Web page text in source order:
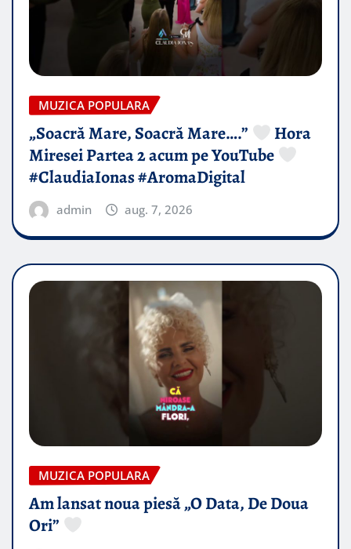
MUZICA POPULARA
„Soacră Mare, Soacră Mare….”
Hora
Miresei Partea 2 acum pe YouTube
#ClaudiaIonas #AromaDigital
admin aug. 7, 2026
MUZICA POPULARA
Am lansat noua piesă „O Data, De Doua
Ori”